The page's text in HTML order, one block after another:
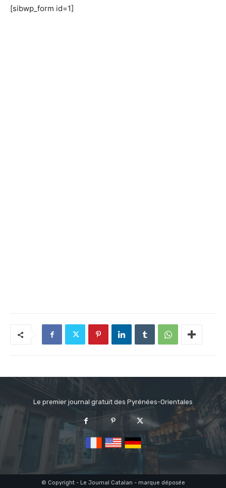
[sibwp_form id=1]
Le premier journal gratuit des Pyrénées-Orientales
© Copyright - Le Journal Catalan - marque déposée